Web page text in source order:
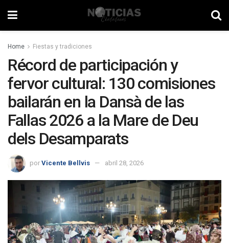
Home Fiestas y tradiciones
Récord de participación y
fervor cultural: 130 comisiones
bailarán en la Dansà de las
Fallas 2026 a la Mare de Deu
dels Desamparats
por Vicente Bellvis abril 28, 2026